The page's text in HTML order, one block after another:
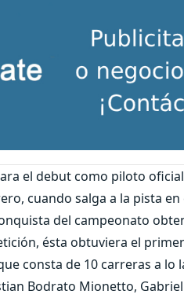
el debut como piloto
cuando salga a la pista
del campeonato
ésta obtuviera el
consta de 10 carreras a lo
Bodrato Mionetto,